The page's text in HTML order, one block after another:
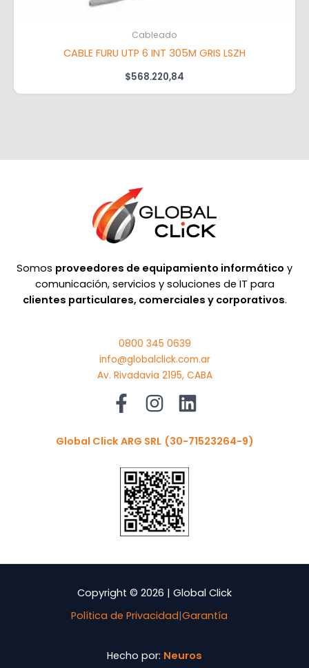
Cableado
CABLE FURU UTP 6 INT 305M GRIS LSZH
$568.220,84
Somos proveedores de equipamiento informático y
comunicación, servicios y soluciones de IT para
clientes particulares, comerciales y corporativos.
0800 345 0639
info@globalclick.com.ar
Av. Rivadavia 2195, CABA
Global Click ARG SRL (30-71523264-9)
Copyright © 2026 | Global Click
Política de Privacidad|Garantía
Hecho por: Neuros